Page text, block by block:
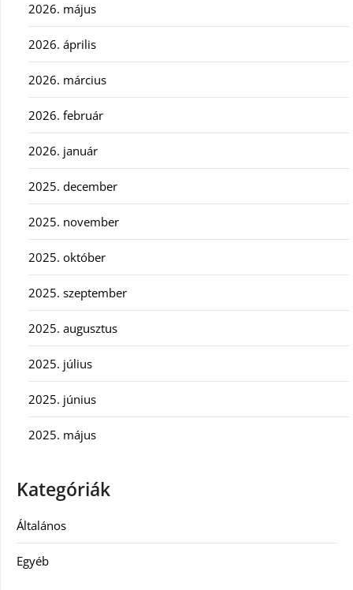
2026. május
2026. április
2026. március
2026. február
2026. január
2025. december
2025. november
2025. október
2025. szeptember
2025. augusztus
2025. július
2025. június
2025. május
Kategóriák
Általános
Egyéb